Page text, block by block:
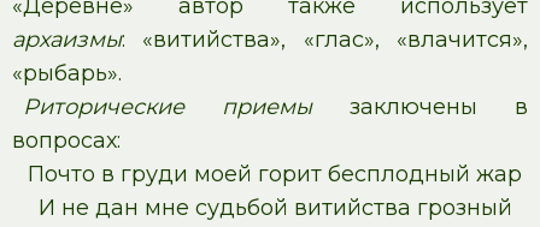
«Деревне» автор также использует
архаизмы: «витийства», «глас», «влачится»,
«рыбарь».
Риторические приемызаключены в
вопросах:
Почто в груди моей горит бесплодный жар
И не дан мне судьбой витийства грозный